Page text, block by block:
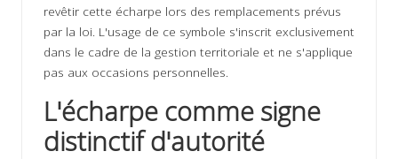
revêtir cette écharpe lors des remplacements prévus
par la loi. L'usage de ce symbole s'inscrit exclusivement
dans le cadre de la gestion territoriale et ne s'applique
pas aux occasions personnelles.
L'écharpe comme signe
distinctif d'autorité